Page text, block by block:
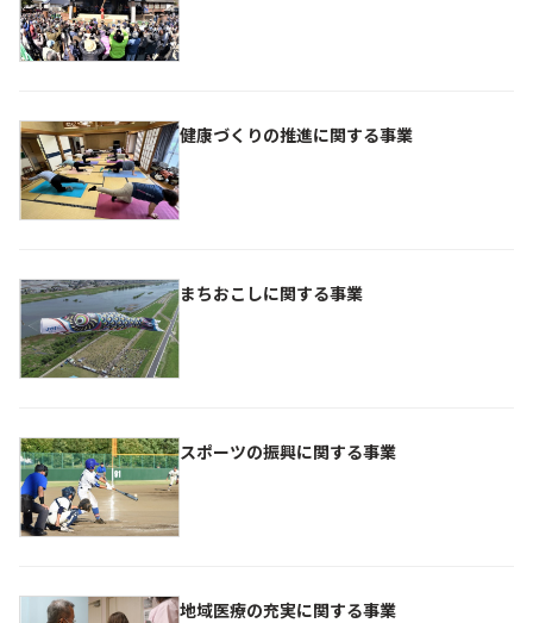
健康づくりの推進に関する事業
まちおこしに関する事業
スポーツの振興に関する事業
地域医療の充実に関する事業